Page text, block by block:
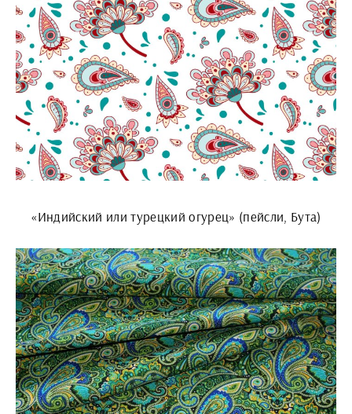
«Индийский или турецкий огурец» (пейсли, Бута)